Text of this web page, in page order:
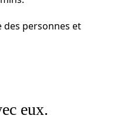
des personnes et
eux.